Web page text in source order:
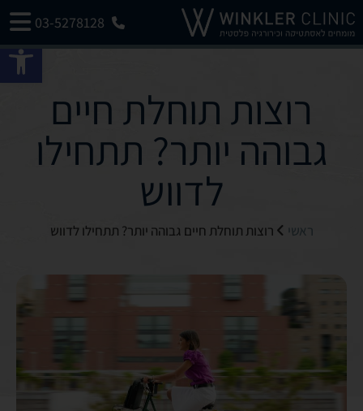
03-5278128
רוצות תוחלת חיים
גבוהה יותר? תתחילו
לדווש
ראשי רוצות תוחלת חיים גבוהה יותר? תתחילו לדווש